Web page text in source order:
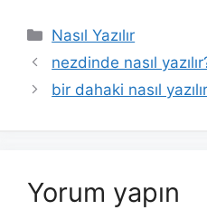
Kategoriler
Nasıl Yazılır
nezdinde nasıl
bir dahaki nasıl
Yorum yapın